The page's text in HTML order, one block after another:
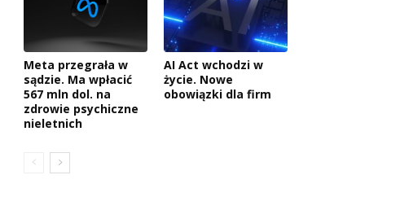
Meta przegrała w
sądzie. Ma wpłacić
567 mln dol. na
zdrowie psychiczne
nieletnich
AI Act wchodzi w
życie. Nowe
obowiązki dla firm